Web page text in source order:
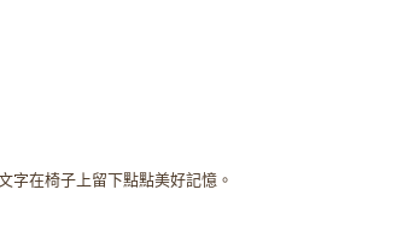
字在椅子上留下點點美好記憶。